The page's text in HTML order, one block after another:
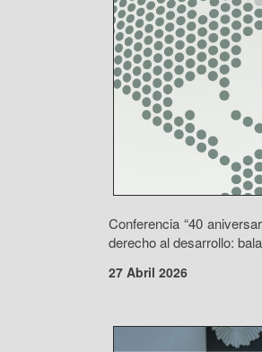
Conferencia “40
derecho al desarrollo:
27 Abril 2026